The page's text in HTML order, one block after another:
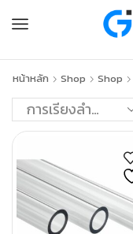
หน้าหลัก Shop Shop